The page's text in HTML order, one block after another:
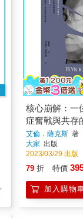
核心崩解：一
症奮戰與共存
艾倫．薩克斯著
大家 出版
2023/03/29 出版
79 折 特價
加入購物